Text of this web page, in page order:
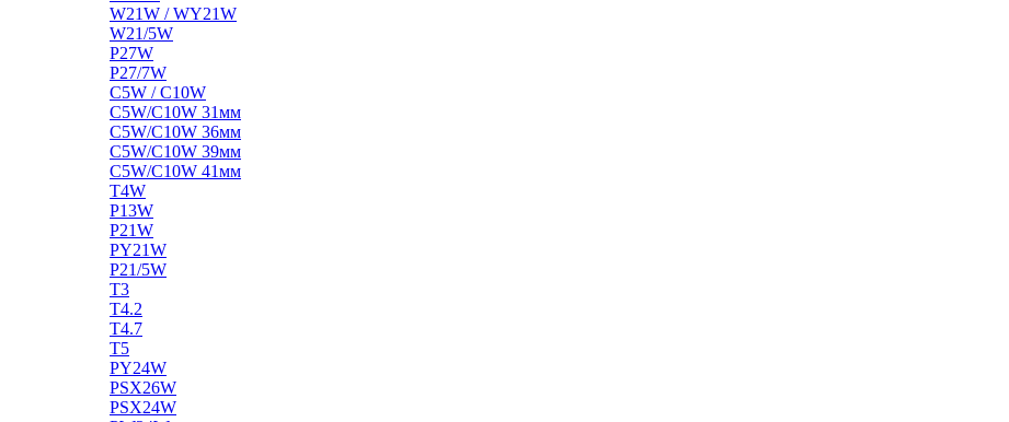
W21W / WY21W
W21/5W
P27W
P27/7W
C5W / C10W
C5W/C10W 31мм
C5W/C10W 36мм
C5W/C10W 39мм
C5W/C10W 41мм
T4W
P13W
P21W
PY21W
P21/5W
T3
T4.2
T4.7
T5
PY24W
PSX26W
PSX24W